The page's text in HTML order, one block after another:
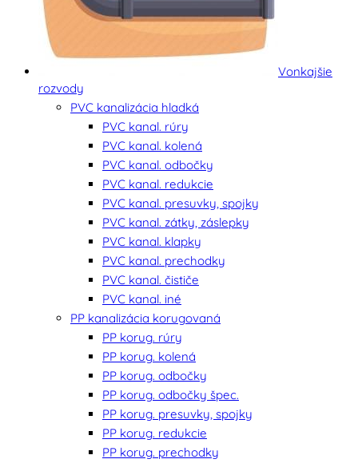
Vonkajšie
rozvody
PVC kanalizácia hladká
PVC kanal. rúry
PVC kanal. kolená
PVC kanal. odbočky
PVC kanal. redukcie
PVC kanal. presuvky, spojky
PVC kanal. zátky, záslepky
PVC kanal. klapky
PVC kanal. prechodky
PVC kanal. čističe
PVC kanal. iné
PP kanalizácia korugovaná
PP korug. rúry
PP korug. kolená
PP korug. odbočky
PP korug. odbočky špec.
PP korug. presuvky, spojky
PP korug. redukcie
PP korug. prechodky